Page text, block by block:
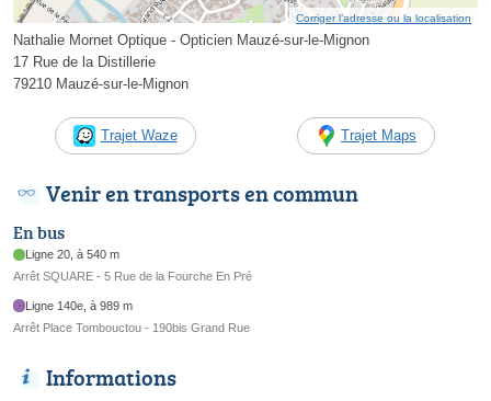
Corriger l’adresse ou la localisation
Nathalie Mornet Optique - Opticien Mauzé-sur-le-Mignon
17 Rue de la Distillerie
79210 Mauzé-sur-le-Mignon
Trajet Waze Trajet Maps
Venir en transports en commun
En bus
Ligne 20, à 540 m
Arrêt SQUARE - 5 Rue de la Fourche En Pré
Ligne 140e, à 989 m
Arrêt Place Tombouctou - 190bis Grand Rue
Informations